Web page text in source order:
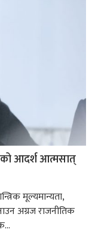
आदर्श आत्मसात्
मूल्यमान्यता,
अग्रज राजनीतिक